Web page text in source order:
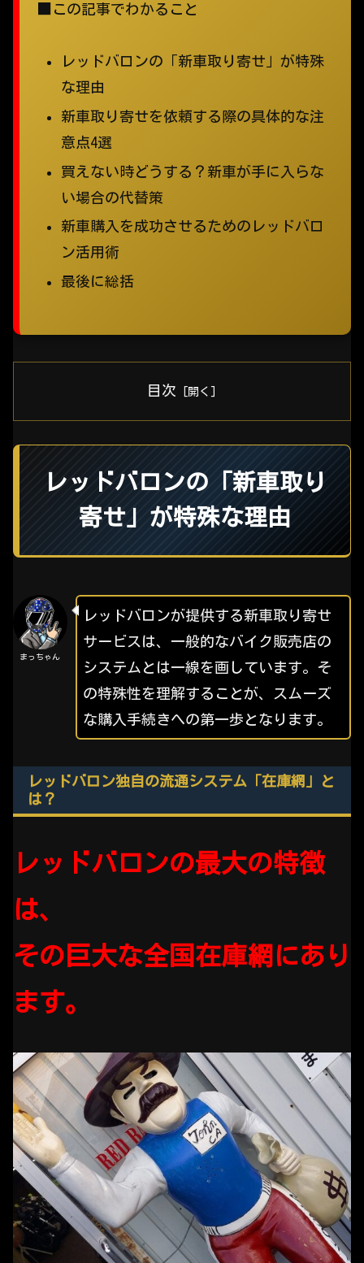
■この記事でわかること
レッドバロンの「新車取り寄せ」が特殊
な理由
新車取り寄せを依頼する際の具体的な注
意点4選
買えない時どうする？新車が手に入らな
い場合の代替策
新車購入を成功させるためのレッドバロ
ン活用術
最後に総括
目次
レッドバロンの「新車取り
寄せ」が特殊な理由
まっちゃん
レッドバロンが提供する新車取り寄せ
サービスは、一般的なバイク販売店の
システムとは一線を画しています。そ
の特殊性を理解することが、スムーズ
な購入手続きへの第一歩となります。
レッドバロン独自の流通システム「在庫網」と
は？
レッドバロンの最大の特徴
は、
その巨大な全国在庫網にあり
ます。